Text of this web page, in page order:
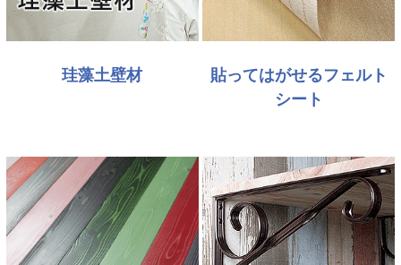
珪藻土壁材
貼ってはがせるフェルト
シート